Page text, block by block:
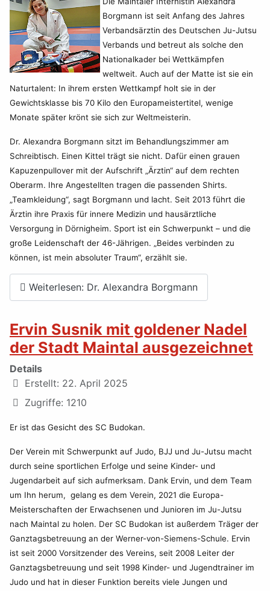
Borgmann ist seit Anfang des Jahres
Verbandsärztin des Deutschen Ju-Jutsu
Verbands und betreut als solche den
Nationalkader bei Wettkämpfen
weltweit. Auch auf der Matte ist sie ein
Naturtalent: In ihrem ersten Wettkampf holt sie in der
Gewichtsklasse bis 70 Kilo den Europameistertitel, wenige
Monate später krönt sie sich zur Weltmeisterin.
Dr. Alexandra Borgmann sitzt im Behandlungszimmer am
Schreibtisch. Einen Kittel trägt sie nicht. Dafür einen grauen
Kapuzenpullover mit der Aufschrift „Ärztin“ auf dem rechten
Oberarm. Ihre Angestellten tragen die passenden Shirts.
„Teamkleidung“, sagt Borgmann und lacht. Seit 2013 führt die
Ärztin ihre Praxis für innere Medizin und hausärztliche
Versorgung in Dörnigheim. Sport ist ein Schwerpunkt – und die
große Leidenschaft der 46-Jährigen. „Beides verbinden zu
können, ist mein absoluter Traum“, erzählt sie.
Weiterlesen: Dr. Alexandra Borgmann
Ervin Susnik mit goldener Nadel
der Stadt Maintal ausgezeichnet
Details
Erstellt: 22. April 2025
Zugriffe: 1210
Er ist das Gesicht des SC Budokan.
Der Verein mit Schwerpunkt auf Judo, BJJ und Ju-Jutsu macht
durch seine sportlichen Erfolge und seine Kinder- und
Jugendarbeit auf sich aufmerksam. Dank Ervin, und dem Team
um Ihn herum, gelang es dem Verein, 2021 die Europa-
Meisterschaften der Erwachsenen und Junioren im Ju-Jutsu
nach Maintal zu holen. Der SC Budokan ist außerdem Träger der
Ganztagsbetreuung an der Werner-von-Siemens-Schule. Ervin
ist seit 2000 Vorsitzender des Vereins, seit 2008 Leiter der
Ganztagsbetreuung und seit 1998 Kinder- und Jugendtrainer im
Judo und hat in dieser Funktion bereits viele Jungen und